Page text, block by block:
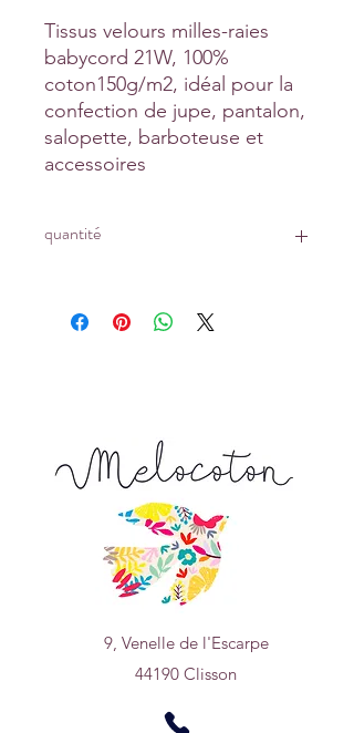
Tissus velours milles-raies
babycord 21W, 100%
coton150g/m2, idéal pour la
confection de jupe, pantalon,
salopette, barboteuse et
accessoires
quantité
un coupon de 10 cm x 145 cm
Tapez 1 pour recevoir 10 cm x 140 cm
La longueur achetée vous sera livrée
d'un seul tenant
9, Venelle de l'Escarpe
44190 Clisson